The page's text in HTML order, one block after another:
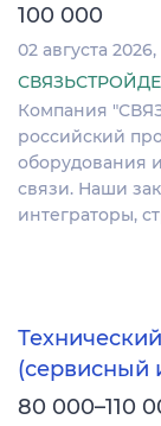
100 000
02 августа 2026
Компания
российский
оборудования
связи. Наши
интеграторы,
(сервисный
80 000–110